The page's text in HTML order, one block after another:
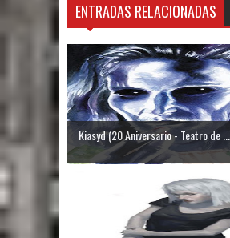
ENTRADAS RELACIONADAS
Kiasyd (20 Aniversario - Teatro de ...